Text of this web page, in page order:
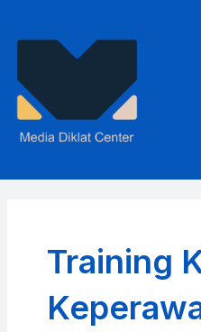
Training